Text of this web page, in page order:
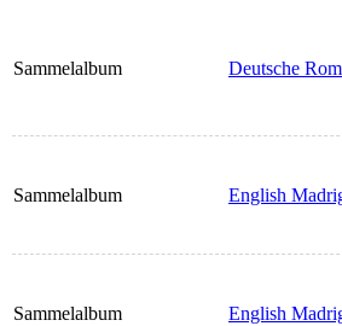
Sammelalbum Deutsche
Sammelalbum English
Sammelalbum English